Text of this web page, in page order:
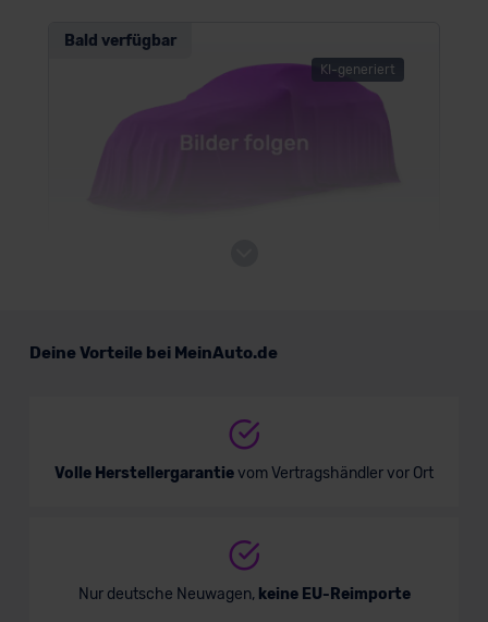
KI-generiert
Bald verfügbar
Verkauf startet in Kürze
Deine Vorteile bei MeinAuto.de
Volle Herstellergarantievom Vertragshändler vor Ort
Nur deutsche Neuwagen, keine EU-Reimporte